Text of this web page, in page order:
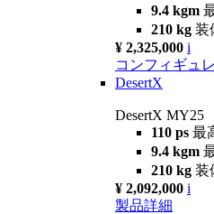
9.4 kgm
210 kg 装
¥ 2,325,000 i
コンフィギュ
DesertX
DesertX MY25
110 ps 最
9.4 kgm
210 kg 装
¥ 2,092,000 i
製品詳細